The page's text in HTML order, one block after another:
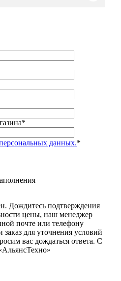
*
данных.*
Дождитесь подтверждения
цены, наш менеджер
почте или телефону
для уточнения условий
вас дождаться ответа. С